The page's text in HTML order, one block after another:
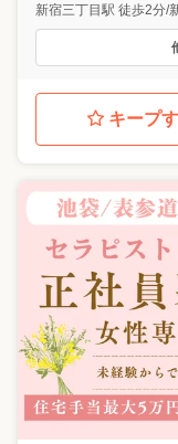
新宿三丁目駅 徒歩2分/
キープ